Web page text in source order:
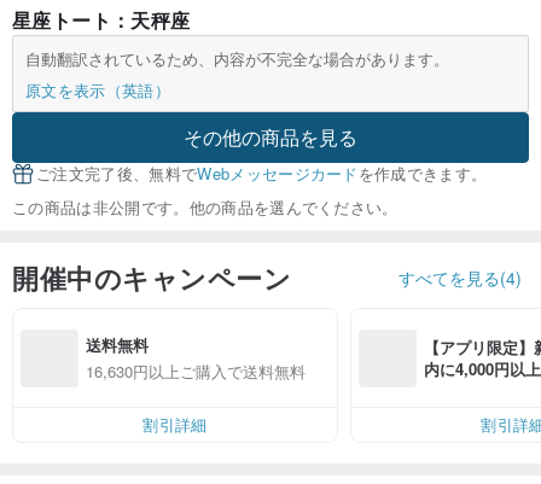
星座トート：天秤座
自動翻訳されているため、内容が不完全な場合があります。
原文を表示（英語）
その他の商品を見る
ご注文完了後、無料でWebメッセージカードを作成できます。
この商品は非公開です。他の商品を選んでください。
開催中のキャンペーン すべてを見る(4)
送料無料
16,630円以上ご購入で送料無料
割引詳細
【アプリ限定
内に4,000円以
割引詳